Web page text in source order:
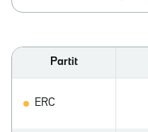
Partit
ERC